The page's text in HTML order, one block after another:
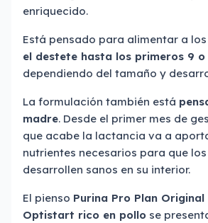
enriquecido.
Está pensado para alimentar a
el destete hasta los primeros 9 o
dependiendo del tamaño y
La formulación también está
madre. Desde el primer mes de
que acabe la lactancia va a
nutrientes necesarios para que
desarrollen sanos en su interior.
El pienso Purina Pro Plan
Optistart rico en pollo se